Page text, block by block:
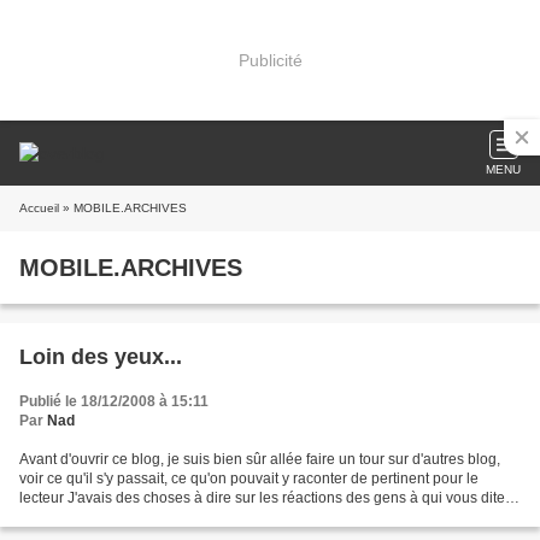
Publicité
MENU
Accueil » MOBILE.ARCHIVES
MOBILE.ARCHIVES
Loin des yeux...
Publié le 18/12/2008 à 15:11
Par Nad
Avant d'ouvrir ce blog, je suis bien sûr allée faire un tour sur d'autres blog,
voir ce qu'il s'y passait, ce qu'on pouvait y raconter de pertinent pour le
lecteur J'avais des choses à dire sur les réactions des gens à qui vous dites